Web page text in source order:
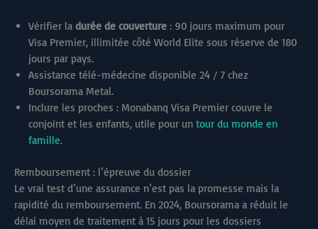
Vérifier la durée de couverture : 90 jours maximum pour
Visa Premier, illimitée côté World Elite sous réserve de 180
jours par pays.
Assistance télé-médecine disponible 24 / 7 chez
Boursorama Metal.
Inclure les proches : Monabanq Visa Premier couvre le
conjoint et les enfants, utile pour un tour du monde en
famille.
Remboursement : l’épreuve du dossier
Le vrai test d’une assurance n’est pas la promesse mais la
rapidité du remboursement. En 2024, Boursorama a réduit le
délai moyen de traitement à 15 jours pour les dossiers